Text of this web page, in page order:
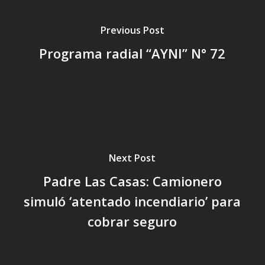
Previous Post
Programa radial “AYNI” N° 72
Next Post
Padre Las Casas: Camionero
simuló ‘atentado incendiario’ para
cobrar seguro